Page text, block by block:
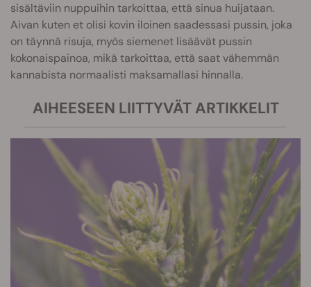
sisältäviin nuppuihin tarkoittaa, että sinua huijataan.
Aivan kuten et olisi kovin iloinen saadessasi pussin, joka
on täynnä risuja, myös siemenet lisäävät pussin
kokonaispainoa, mikä tarkoittaa, että saat vähemmän
kannabista normaalisti maksamallasi hinnalla.
AIHEESEEN LIITTYVÄT ARTIKKELIT